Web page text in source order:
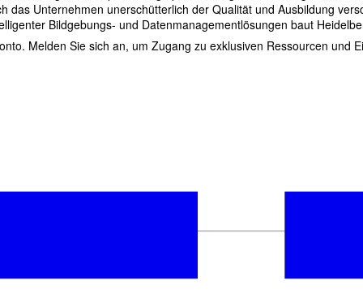
Melden Sie sich an, um Zugang zu exklusiven Ressourcen und
das Unternehmen unerschütterlich der Qualität und Ausbildung
Bildgebungs- und Datenmanagementlösungen baut